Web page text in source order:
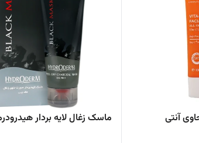
آنتی
ماسک زغال لایه بردار هیدرودرم